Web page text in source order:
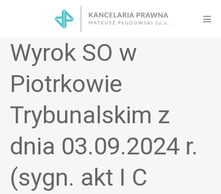
Wyrok SO w
Piotrkowie
Trybunalskim z
dnia 03.09.2024 r.
(sygn. akt I C